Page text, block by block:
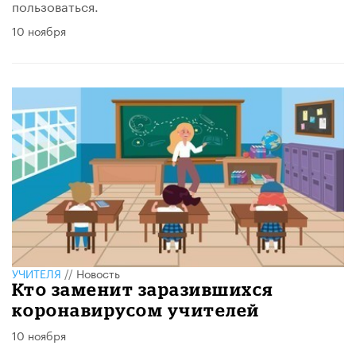
пользоваться.
10 ноября
УЧИТЕЛЯ//Новость
Кто заменит заразившихся
коронавирусом учителей
10 ноября